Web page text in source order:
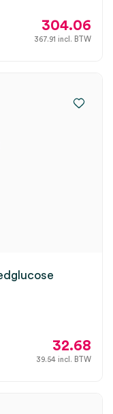
304.06
367.91 incl. BTW
32.68
39.54 incl. BTW